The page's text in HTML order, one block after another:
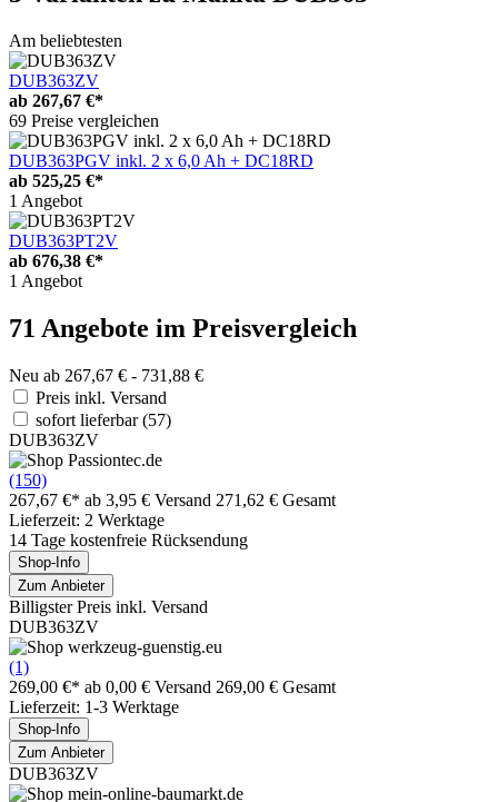
Am beliebtesten
DUB363ZV
ab 267,67 €*
69 Preise vergleichen
DUB363PGV inkl. 2 x 6,0 Ah + DC18RD
ab 525,25 €*
1 Angebot
DUB363PT2V
ab 676,38 €*
1 Angebot
71 Angebote im Preisvergleich
Neu ab 267,67 € - 731,88 €
Preis inkl. Versand
sofort lieferbar(57)
DUB363ZV
(150)
267,67 €* ab 3,95 € Versand 271,62 € Gesamt
Lieferzeit: 2 Werktage
14 Tage kostenfreie Rücksendung
Shop-Info
Zum Anbieter
Billigster Preis inkl. Versand
DUB363ZV
(1)
269,00 €* ab 0,00 € Versand 269,00 € Gesamt
Lieferzeit: 1-3 Werktage
Shop-Info
Zum Anbieter
DUB363ZV